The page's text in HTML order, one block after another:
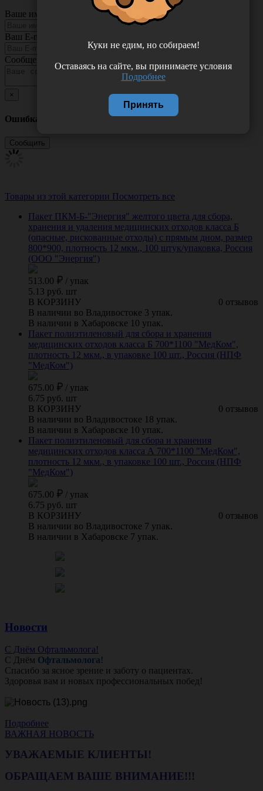
Ваше имя
Ваш E-mail
Сообщение
×
Ошибка
Товары из этой категории Посмотреть все
Пакет ПКМ-Б-"Энергия" желтого цвета для сбора,
хранения и удаления медицинских отходов класса Б
(опасные, рискованные отходы) с прямым дном, размер
800*900, плотность 12 мкм., 100 штук/упаковка, Россия
(ООО "Энергия")
513.00 / упак
5.13 руб. шт
0 отзывов
В КОРЗИНУ
В наличии во Владивостоке 3 упак.
В наличии в Хабаровске 10 упак.
Пакет полиэтиленовый для сбора и хранения
медицинских отходов класса Б 700*1100 "МедКом",
плотность 12 мкм., в упаковке 100 шт., Россия (НПФ
"МедКом")
675.00 / упак
6.75 руб. шт
0 отзывов
В КОРЗИНУ
В наличии во Владивостоке 18 упак.
В наличии в Хабаровске 10 упак.
Пакет полиэтиленовый для сбора и хранения
медицинских отходов класса А 700*1100 "МедКом",
плотность 12 мкм., в упаковке 100 шт., Россия (НПФ
"МедКом")
675.00 / упак
6.75 руб. шт
0 отзывов
В КОРЗИНУ
В наличии во Владивостоке 7 упак.
В наличии в Хабаровске 7 упак.
Новости
С Днём Офтальмолога!
С Днём Офтальмолога!
Спасибо за ясное зрение и заботу о пациентах.
Здоровья вам и новых профессиональных побед!
Подробнее
ВАЖНАЯ НОВОСТЬ
УВАЖАЕМЫЕ КЛИЕНТЫ!
ОБРАЩАЕМ ВАШЕ ВНИМАНИЕ!!!
Куки не едим, но собираем!
Оставаясь на сайте, вы принимаете условия
Подробнее
Принять